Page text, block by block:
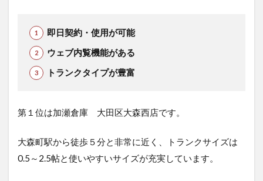
即日契約・使用が可能
ウェブ内覧機能がある
トランクタイプが豊富
第１位は加瀬倉庫 大田区大森西店です。
大森町駅から徒歩５分と非常に近く、トランクサイズは
0.5～2.5帖と使いやすいサイズが充実しています。